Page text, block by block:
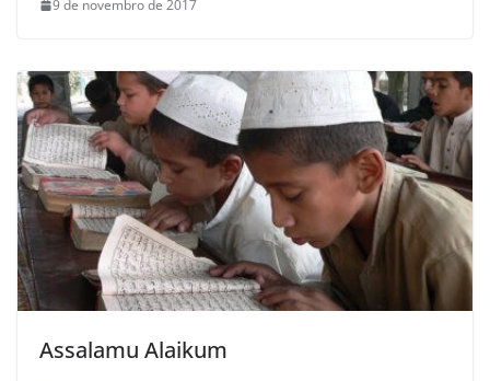
9 de novembro de 2017
Assalamu Alaikum